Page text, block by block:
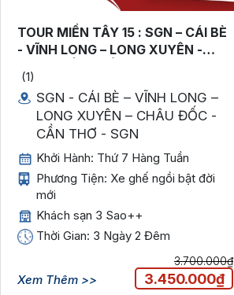
TOUR MIỀN TÂY 15 : SGN – CÁI BÈ
- VĨNH LONG – LONG XUYÊN -
(1)
SGN - CÁI BÈ – VĨNH LONG –
LONG XUYÊN – CHÂU ĐỐC -
CẦN THƠ - SGN
Khởi Hành: Thứ 7 Hàng Tuần
Phương Tiện: Xe ghế ngồi bật đời
mới
Khách sạn 3 Sao++
Thời Gian: 3 Ngày 2 Đêm
Xem Thêm >>
3.700.000₫
3.450.000₫